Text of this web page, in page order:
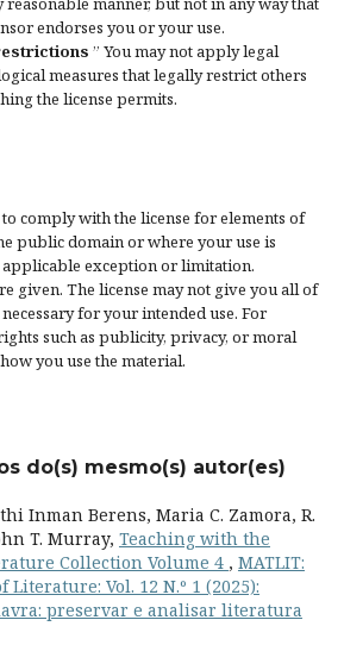
endorses you or your use.
” You may not apply legal
measuresthat legally restrict others
the license permits.
comply with the license for elements of
public domain or where your use is
exception or limitation.
given. The license may not give you all of
for your intended use. For
such as publicity, privacy, or moral
you use the material.
do(s) mesmo(s) autor(es)
Inman Berens, Maria C. Zamora, R.
T. Murray, Teaching with the
Collection Volume 4 , MATLIT:
Vol. 12 N.º 1 (2025):
preservar e analisar literatura